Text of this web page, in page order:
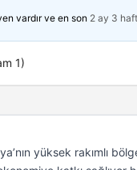
vardır ve en son 2 ay 3
1)
yüksek rakımlı